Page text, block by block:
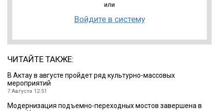
или
Войдите в систему
ЧИТАЙТЕ ТАКЖЕ:
В Актау в августе пройдет ряд культурно-массовых
мероприятий
7 Августа 12:51
Модернизация подъемно-переходных мостов завершена в